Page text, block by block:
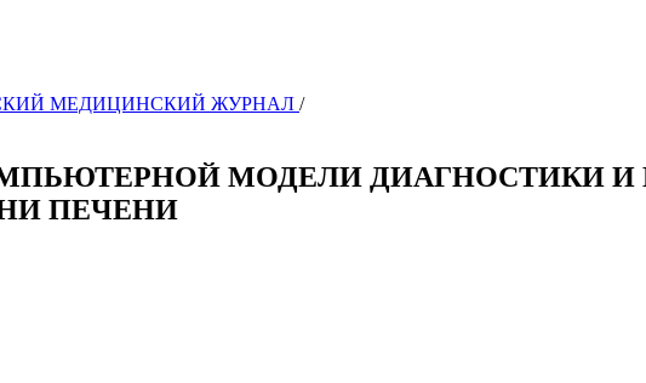
МЕДИЦИНСКИЙ ЖУРНАЛ /
МОДЕЛИ ДИАГНОСТИКИ
ПЕЧЕНИ